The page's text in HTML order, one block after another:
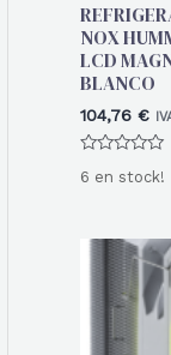
NOX
LCD
BLANCO
104,76 €
con
6 en stock!